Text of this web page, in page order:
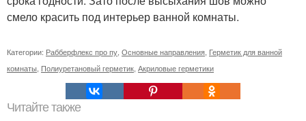
смело красить под интерьер ванной комнаты.
Категории: Рабберфлекс про пу Основные направления Герметик для ванной
комнаты Полиуретановый герметик Акриловые герметики
Читайте также